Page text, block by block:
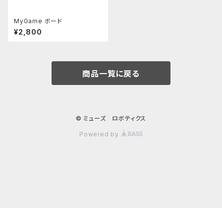
MyGame ボード
¥2,800
商品一覧に戻る
© ミューズ ロボティクス
Powered by